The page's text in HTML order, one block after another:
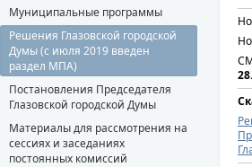
Муниципальные программы
Решения Глазовской городской
Думы (с июля 2019 введен
раздел МПА)
Постановления Председателя
Глазовской городской Думы
Материалы для рассмотрения на
сессиях и заседаниях
постоянных комиссий